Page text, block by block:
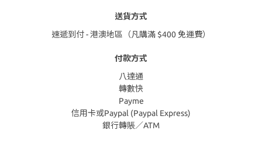
送貨方式
速遞到付 - 港澳地區（凡購滿 $400 免運費）
付款方式
八達通
轉數快
Payme
信用卡或Paypal (Paypal Express)
銀行轉賬／ATM